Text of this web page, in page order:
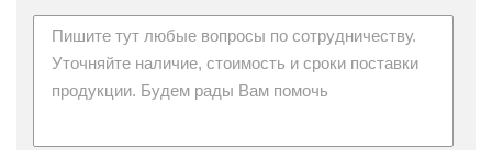
Новороссийск
Новосибирск